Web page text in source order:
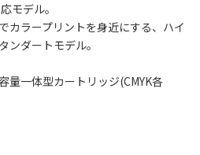
モデル。
カラープリントを身近にする、ハイ
ンダートモデル。
一体型カートリッジ(CMYK各